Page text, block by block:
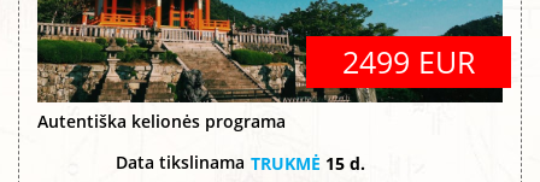
2499 EUR
Autentiška kelionės programa
Data tikslinama TRUKMĖ 15 d.